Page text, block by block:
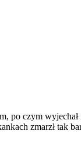
po czym
zmarzł tak